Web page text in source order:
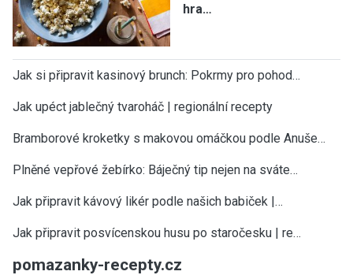
hra…
Jak si připravit kasinový brunch: Pokrmy pro pohod…
Jak upéct jablečný tvaroháč | regionální recepty
Bramborové kroketky s makovou omáčkou podle Anuše…
Plněné vepřové žebírko: Báječný tip nejen na sváte…
Jak připravit kávový likér podle našich babiček |…
Jak připravit posvícenskou husu po staročesku | re…
pomazanky-recepty.cz